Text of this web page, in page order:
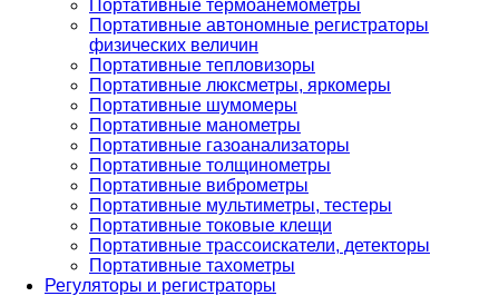
Портативные термоанемометры
Портативные автономные регистраторы
физических величин
Портативные тепловизоры
Портативные люксметры, яркомеры
Портативные шумомеры
Портативные манометры
Портативные газоанализаторы
Портативные толщинометры
Портативные виброметры
Портативные мультиметры, тестеры
Портативные токовые клещи
Портативные трассоискатели, детекторы
Портативные тахометры
Регуляторы и регистраторы